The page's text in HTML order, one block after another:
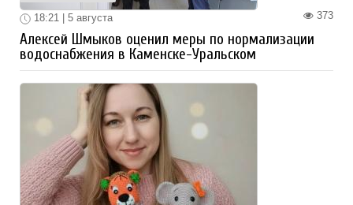
373
18:21 | 5 августа
Алексей Шмыков оценил меры по нормализации
водоснабжения в Каменске-Уральском